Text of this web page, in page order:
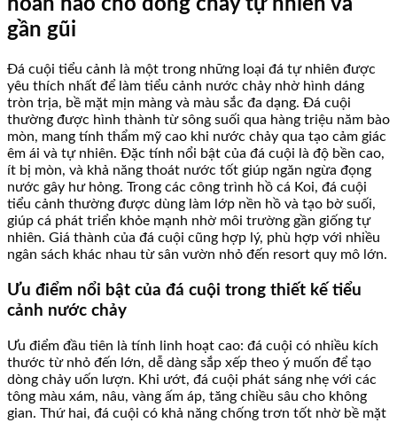
hoàn hảo cho dòng chảy tự nhiên và
gần gũi
Đá cuội tiểu cảnh là một trong những loại đá tự nhiên được
yêu thích nhất để làm tiểu cảnh nước chảy nhờ hình dáng
tròn trịa, bề mặt mịn màng và màu sắc đa dạng. Đá cuội
thường được hình thành từ sông suối qua hàng triệu năm bào
mòn, mang tính thẩm mỹ cao khi nước chảy qua tạo cảm giác
êm ái và tự nhiên. Đặc tính nổi bật của đá cuội là độ bền cao,
ít bị mòn, và khả năng thoát nước tốt giúp ngăn ngừa đọng
nước gây hư hỏng. Trong các công trình hồ cá Koi, đá cuội
tiểu cảnh thường được dùng làm lớp nền hồ và tạo bờ suối,
giúp cá phát triển khỏe mạnh nhờ môi trường gần giống tự
nhiên. Giá thành của đá cuội cũng hợp lý, phù hợp với nhiều
ngân sách khác nhau từ sân vườn nhỏ đến resort quy mô lớn.
Ưu điểm nổi bật của đá cuội trong thiết kế tiểu
cảnh nước chảy
Ưu điểm đầu tiên là tính linh hoạt cao: đá cuội có nhiều kích
thước từ nhỏ đến lớn, dễ dàng sắp xếp theo ý muốn để tạo
dòng chảy uốn lượn. Khi ướt, đá cuội phát sáng nhẹ với các
tông màu xám, nâu, vàng ấm áp, tăng chiều sâu cho không
gian. Thứ hai, đá cuội có khả năng chống trơn tốt nhờ bề mặt